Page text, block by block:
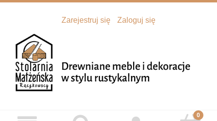
Zarejestruj się Zaloguj się